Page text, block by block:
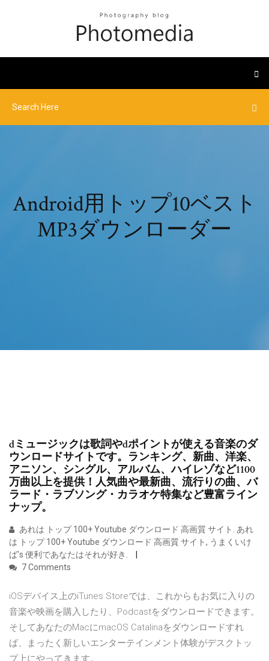
Android用トップ10ベスト
MP3ダウンローダー
dミュージックは歌詞やdポイントが使える音楽のダ
ウンロードサイトです。ランキング、新曲、洋楽、
アニソン、シングル、アルバム、ハイレゾなど1100
万曲以上を提供！人気曲や最新曲、流行りの曲、バ
ラード・ラブソング・カラオケ特集など豊富ライン
ナップ。
あれは トップ 100+ Youtube ダウンロード 高画質 サイト. あれ
は トップ 100+ Youtube ダウンロード 高画質 サイト, うまくいけ
ば's 便利であなたはそれが好き.
7 Comments
iOSデバイス上のiTunes Storeでは、これからもお気に入りの
音楽や映画を購入したり、Podcastをダウンロードできます。
そしてあなたのMacにmacOS Catalinaをダウンロードすれ
ば、まったく新しいエンターテインメント体験がデスクトッ